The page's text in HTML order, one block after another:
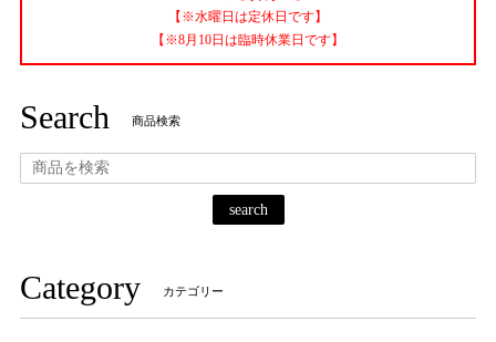
【※水曜日は定休日です】
【※8月10日は臨時休業日です】
Search 商品検索
search
Category カテゴリー